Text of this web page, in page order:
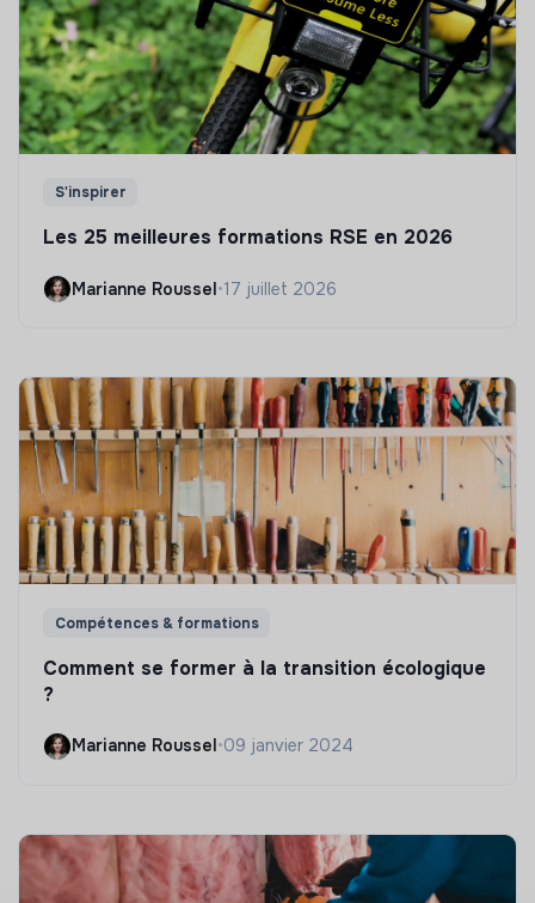
S'inspirer
Les 25 meilleures formations RSE en 2026
Marianne Roussel•17 juillet 2026
Compétences & formations
Comment se former à la transition écologique
?
Marianne Roussel •09 janvier 2024